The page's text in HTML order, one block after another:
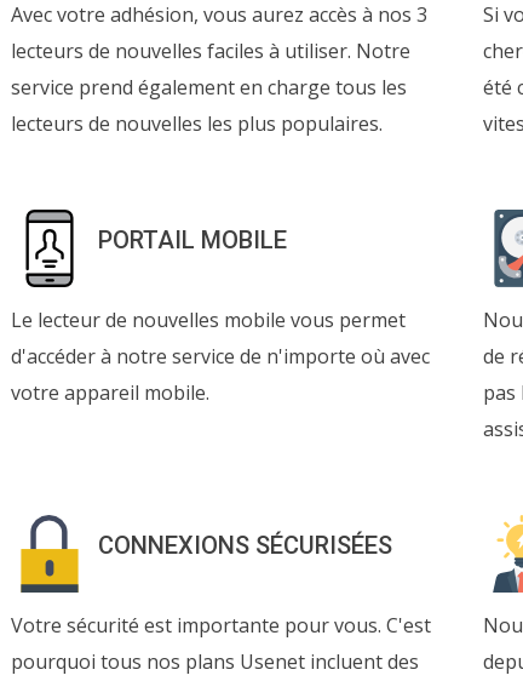
Avec votre adhésion, vous aurez accès à nos 3
lecteurs de nouvelles faciles à utiliser. Notre
service prend également en charge tous les
lecteurs de nouvelles les plus populaires.
Si
été
PORTAIL MOBILE
Le lecteur de nouvelles mobile vous permet
d'accéder à notre service de n'importe où avec
votre appareil mobile.
de
pas
CONNEXIONS SÉCURISÉES
Votre sécurité est importante pour vous. C'est
pourquoi tous nos plans Usenet incluent des